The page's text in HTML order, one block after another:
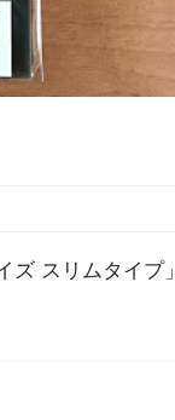
スリムタイプ」